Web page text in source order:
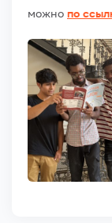
можно по